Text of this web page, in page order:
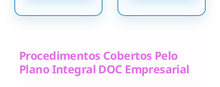
Procedimentos Cobertos Pelo
Plano Integral DOC Empresarial